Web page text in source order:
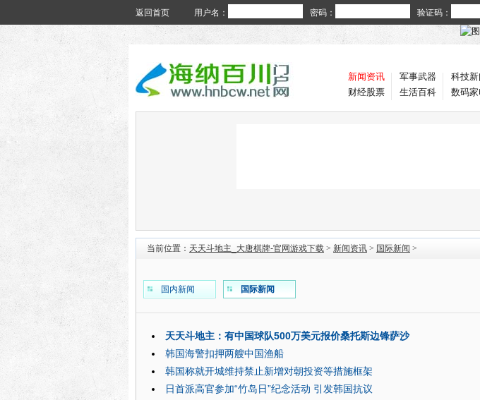
返回首页 用户名： 密码： 验证码：
新闻资讯
财经股票
军事武器
生活百科
科技新
数码家
当前位置： 天天斗地主_大唐棋牌-官网游戏下载 > 新闻资讯 > 国际新闻 >
国内新闻 国际新闻
天天斗地主：有中国球队500万美元报价桑托斯边锋萨沙
韩国海警扣押两艘中国渔船
韩国称就开城维持禁止新增对朝投资等措施框架
日首派高官参加“竹岛日”纪念活动 引发韩国抗议